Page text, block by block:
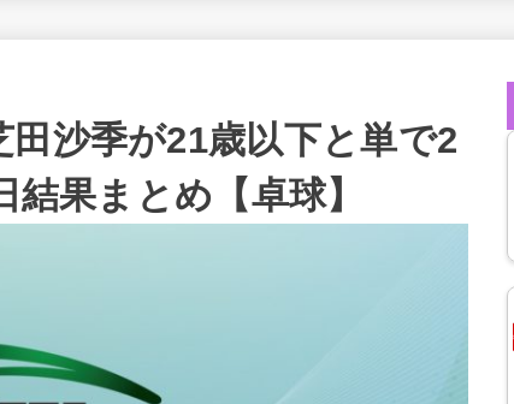
田沙季が21歳以下と単で2
果まとめ【卓球】